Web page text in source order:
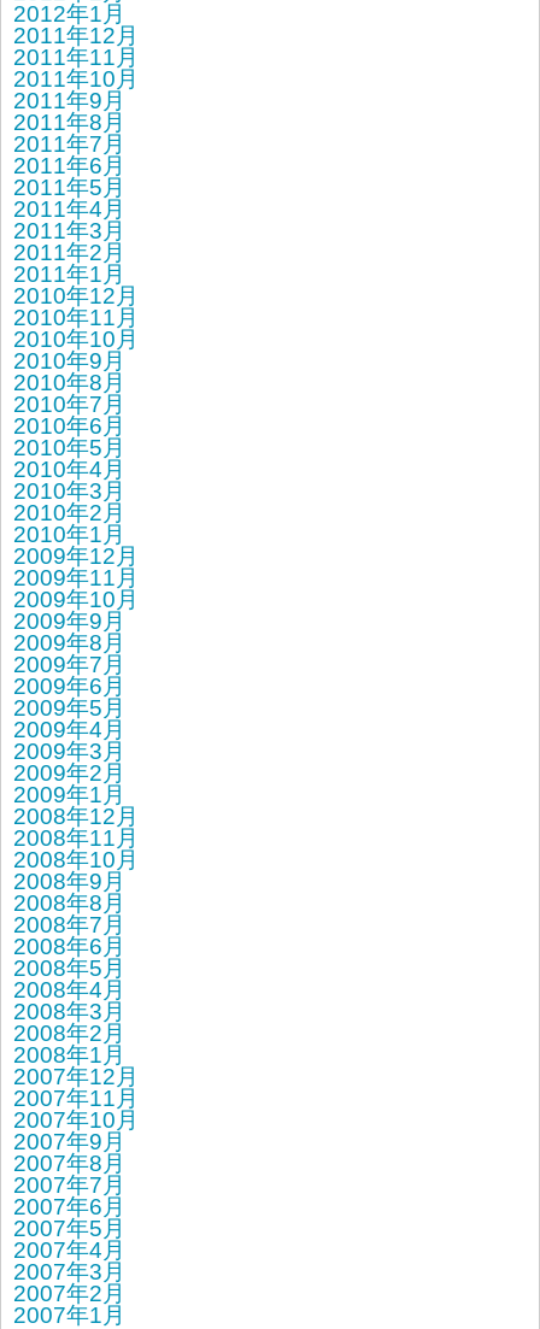
2012年1月
2011年12月
2011年11月
2011年10月
2011年9月
2011年8月
2011年7月
2011年6月
2011年5月
2011年4月
2011年3月
2011年2月
2011年1月
2010年12月
2010年11月
2010年10月
2010年9月
2010年8月
2010年7月
2010年6月
2010年5月
2010年4月
2010年3月
2010年2月
2010年1月
2009年12月
2009年11月
2009年10月
2009年9月
2009年8月
2009年7月
2009年6月
2009年5月
2009年4月
2009年3月
2009年2月
2009年1月
2008年12月
2008年11月
2008年10月
2008年9月
2008年8月
2008年7月
2008年6月
2008年5月
2008年4月
2008年3月
2008年2月
2008年1月
2007年12月
2007年11月
2007年10月
2007年9月
2007年8月
2007年7月
2007年6月
2007年5月
2007年4月
2007年3月
2007年2月
2007年1月